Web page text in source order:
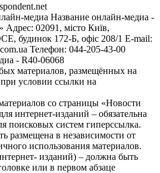
медиа Название онлайн-медиа -
Адрес: 02091, місто Київ,
будинок 172-Б, офіс 208/1 E-mail:
Телефон: 044-205-43-00
- R40-06068
материалов, размещённых на
при условии ссылки на
со страницы «Новости
интернет-изданий – обязательна
поисковых систем гиперссылка.
размещена в независимости от
использования материалов.
изданий) – должна быть
или в первом абзаце